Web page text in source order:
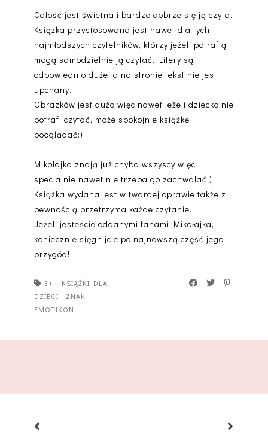
Całość jest świetna i bardzo dobrze się ją czyta.
Książka przystosowana jest nawet dla tych
najmłodszych czytelników, którzy jeżeli potrafią
mogą samodzielnie ją czytać. Litery są
odpowiednio duże, a na stronie tekst nie jest
upchany.
Obrazków jest dużo więc nawet jeżeli dziecko nie
potrafi czytać, może spokojnie książkę
pooglądać:)
Mikołajka znają już chyba wszyscy więc
specjalnie nawet nie trzeba go zachwalać:)
Książka wydana jest w twardej oprawie także z
pewnością przetrzyma każde czytanie.
Jeżeli jesteście oddanymi fanami Mikołajka,
koniecznie sięgnijcie po najnowszą część jego
przygód!
3+ · KSIĄŻKI DLA
DZIECI · ZNAK
EMOTIKON